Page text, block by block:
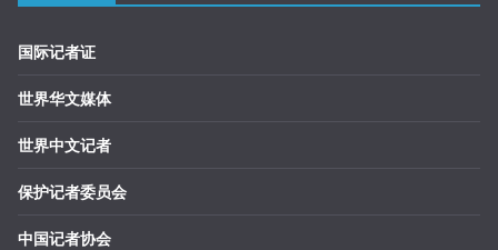
国际记者证
世界华文媒体
世界中文记者
保护记者委员会
中国记者协会